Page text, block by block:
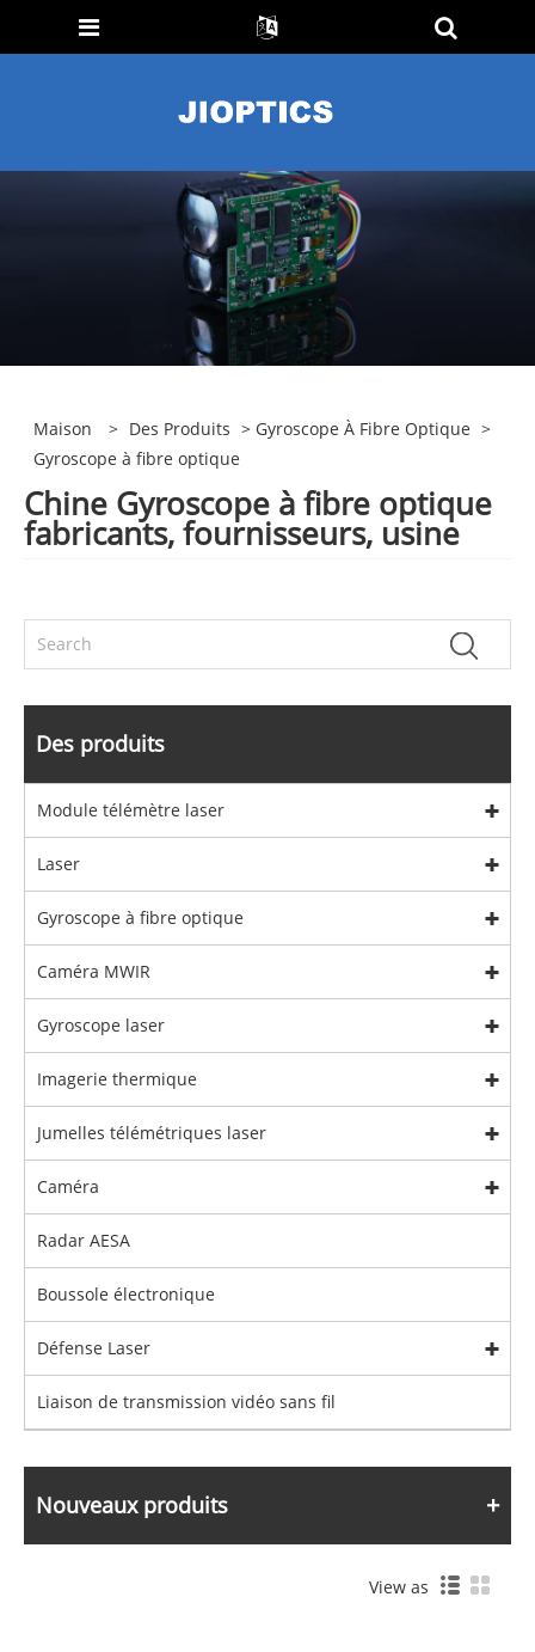
Maison > Des Produits > Gyroscope À Fibre Optique >
Gyroscope à fibre optique
Chine Gyroscope à fibre optique
fabricants, fournisseurs, usine
Des produits
Module télémètre laser
Laser
Gyroscope à fibre optique
Caméra MWIR
Gyroscope laser
Imagerie thermique
Jumelles télémétriques laser
Caméra
Radar AESA
Boussole électronique
Défense Laser
Liaison de transmission vidéo sans fil
Nouveaux produits
View as